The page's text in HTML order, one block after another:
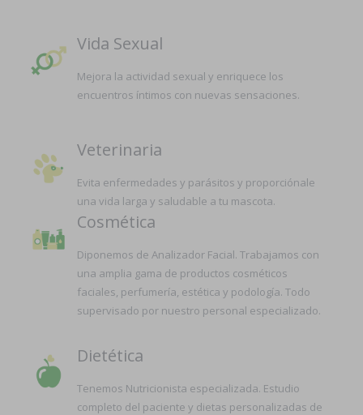
Vida Sexual
Mejora la actividad sexual y enriquece los
encuentros íntimos con nuevas sensaciones.
Veterinaria
Evita enfermedades y parásitos y proporciónale
una vida larga y saludable a tu mascota.
Cosmética
Diponemos de Analizador Facial. Trabajamos con
una amplia gama de productos cosméticos
faciales, perfumería, estética y podología. Todo
supervisado por nuestro personal especializado.
Dietética
Tenemos Nutricionista especializada. Estudio
completo del paciente y dietas personalizadas de